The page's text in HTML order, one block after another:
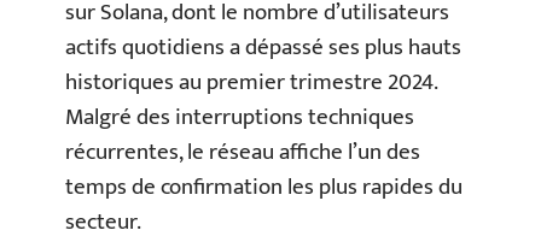
sur Solana, dont le nombre d’utilisateurs
actifs quotidiens a dépassé ses plus hauts
historiques au premier trimestre 2024.
Malgré des interruptions techniques
récurrentes, le réseau affiche l’un des
temps de confirmation les plus rapides du
secteur.